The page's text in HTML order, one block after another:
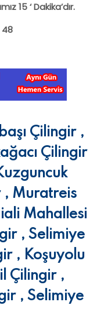
15 ‘ Dakika’dır.
48
Çilingir ,
Çilingir
, Muratreis
Mahallesi
, Selimiye
, Koşuyolu
Çilingir ,
, Selimiye